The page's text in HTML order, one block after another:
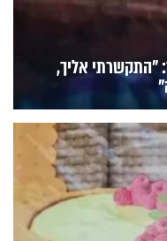
"התקשרתי אליך,